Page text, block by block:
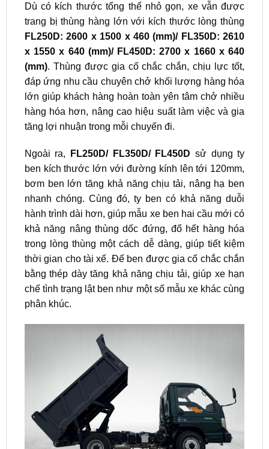
Dù có kích thước tổng thể nhỏ gọn, xe vẫn được
trang bị thùng hàng lớn với kích thước lòng thùng
FL250D: 2600 x 1500 x 460 (mm)/ FL350D: 2610
x 1550 x 640 (mm)/ FL450D: 2700 x 1660 x 640
(mm). Thùng được gia cố chắc chắn, chịu lực tốt,
đáp ứng nhu cầu chuyên chở khối lượng hàng hóa
lớn giúp khách hàng hoàn toàn yên tâm chở nhiều
hàng hóa hơn, nâng cao hiệu suất làm việc và gia
tăng lợi nhuận trong mỗi chuyến đi.
Ngoài ra, FL250D/ FL350D/ FL450D sử dụng ty
ben kích thước lớn với đường kính lên tới 120mm,
bơm ben lớn tăng khả năng chịu tải, nâng hạ ben
nhanh chóng. Cùng đó, ty ben có khả năng duỗi
hành trình dài hơn, giúp mẫu xe ben hai cầu mới có
khả năng nâng thùng dốc đứng, đổ hết hàng hóa
trong lòng thùng một cách dễ dàng, giúp tiết kiệm
thời gian cho tài xế. Đế ben được gia cố chắc chắn
bằng thép dày tăng khả năng chịu tải, giúp xe hạn
chế tình trạng lật ben như một số mẫu xe khác cùng
phân khúc.